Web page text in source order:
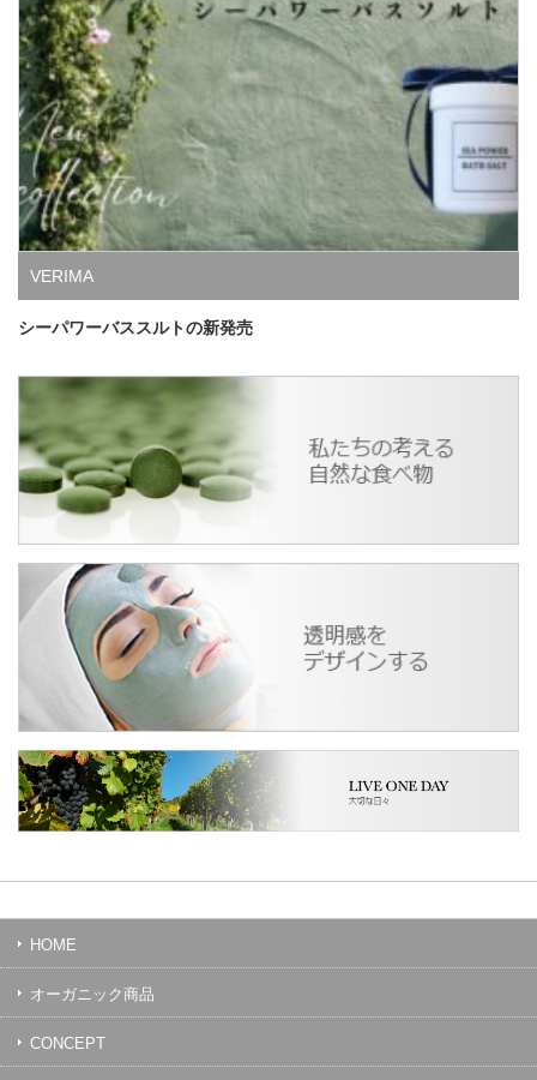
VERIMA
シーパワーバススルトの新発売
HOME
オーガニック商品
CONCEPT